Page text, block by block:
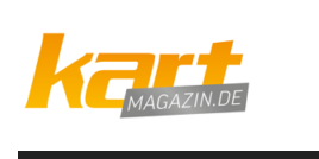
content